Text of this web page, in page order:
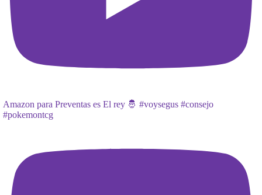
Amazon para Preventas es El rey 🤴 #voysegus #consejo
#pokemontcg